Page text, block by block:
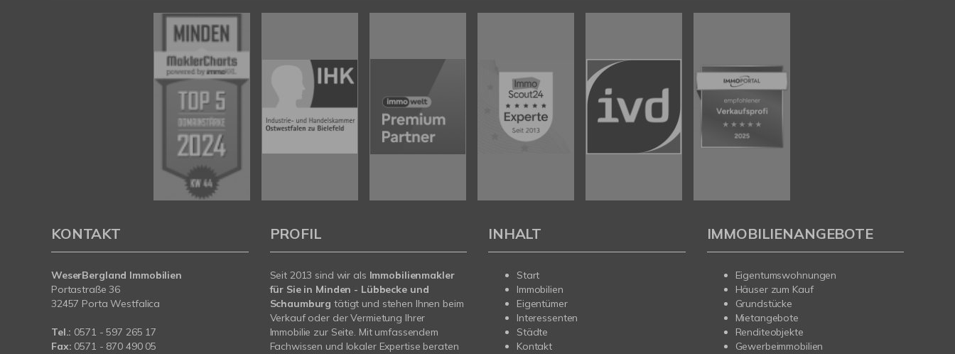
KONTAKT
WeserBergland Immobilien
Portastraße 36
32457 Porta Westfalica
Tel.: 0571 - 597 265 17
Fax: 0571 - 870 490 05
PROFIL
Seit 2013 sind wir als Immobilienmakler
für Sie in Minden - Lübbecke und
Schaumburgtätigt und stehen Ihnen beim
Verkauf oder der Vermietung Ihrer
Immobilie zur Seite. Mit umfassendem
Fachwissen und lokaler Expertise beraten
INHALT
Start
Immobilien
Eigentümer
Interessenten
Städte
Kontakt
IMMOBILIENANGEBOTE
Eigentumswohnungen
Häuser zum Kauf
Grundstücke
Mietangebote
Renditeobjekte
Gewerbeimmobilien